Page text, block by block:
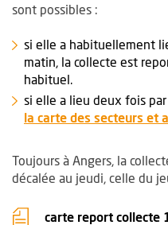
sont possibles :
si elle a habituellement
matin, la collecte est
habituel.
si elle a lieu deux fois
la carte des secteurs et
Toujours à Angers, la
décalée au jeudi, celle du
carte report collecte